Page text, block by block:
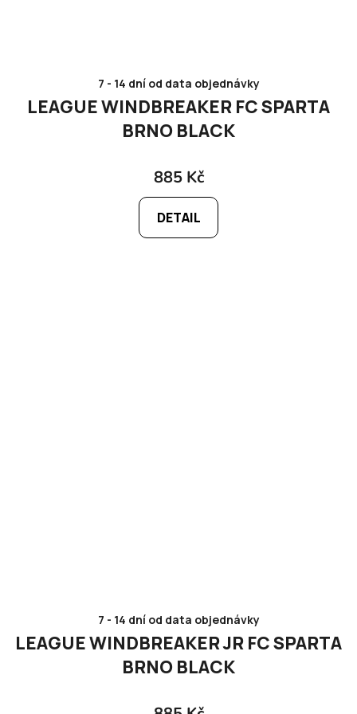
7 - 14 dní od data objednávky
LEAGUE WINDBREAKER FC SPARTA
BRNO BLACK
885 Kč
DETAIL
7 - 14 dní od data objednávky
LEAGUE WINDBREAKER JR FC SPARTA
BRNO BLACK